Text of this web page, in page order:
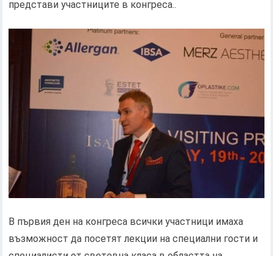
представи участниците в конгреса..
В първия ден на конгреса всички участници имаха
възможност да посетят лекции на специални гости и